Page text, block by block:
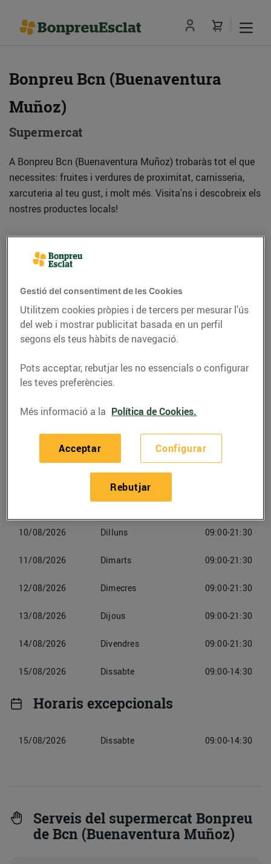
Bonpreu Bcn (Buenaventura
Muñoz)
Supermercat
A Bonpreu Bcn (Buenaventura Muñoz) trobaràs tot el que
necessites: fruites i verdures de proximitat, carnisseria,
xarcuteria al teu gust, i molt més. Visita'ns i descobreix els
nostres productes locals!
Adreça
C. Buenaventura Muñoz, 62-64 (08018)
Telèfon
Horaris Bonpreu Barcelona
Dissabte
Diumenge
10/08/2026 Dilluns 09:00-21:30
11/08/2026 Dimarts 09:00-21:30
12/08/2026 Dimecres 09:00-21:30
13/08/2026 Dijous 09:00-21:30
14/08/2026 Divendres 09:00-21:30
15/08/2026 Dissabte 09:00-14:30
Horaris excepcionals
15/08/2026 Dissabte 09:00-14:30
Serveis del supermercat Bonpreu
de Bcn (Buenaventura Muñoz)
Gestió del consentiment de les Cookies
Utilitzem cookies pròpies i de tercers per mesurar l’ús
del web i mostrar publicitat basada en un perfil
segons els teus hàbits de navegació.
Pots acceptar, rebutjar les no essencials o configurar
les teves preferències.
Més informació a la Política de Cookies.
Configurar
Rebutjar
Acceptar